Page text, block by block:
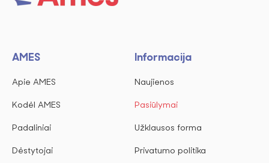
AMES
Apie AMES
Kodėl AMES
Padaliniai
Dėstytojai
Informacija
Naujienos
Pasiūlymai
Užklausos forma
Privatumo politika